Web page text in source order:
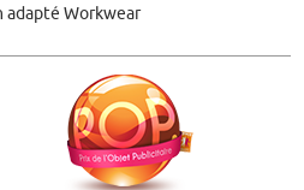
adapté Workwear